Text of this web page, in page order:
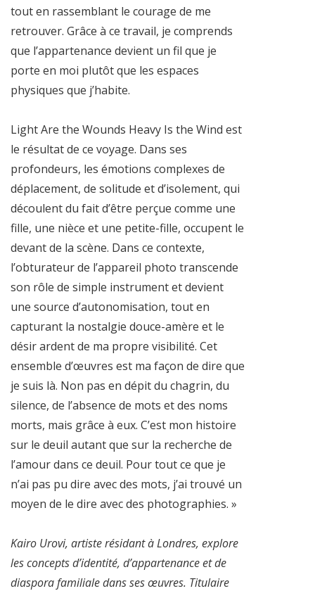
tout en rassemblant le courage de me
retrouver. Grâce à ce travail, je comprends
que l’appartenance devient un fil que je
porte en moi plutôt que les espaces
physiques que j’habite.
Light Are the Wounds Heavy Is the Wind est
le résultat de ce voyage. Dans ses
profondeurs, les émotions complexes de
déplacement, de solitude et d’isolement, qui
découlent du fait d’être perçue comme une
fille, une nièce et une petite-fille, occupent le
devant de la scène. Dans ce contexte,
l’obturateur de l’appareil photo transcende
son rôle de simple instrument et devient
une source d’autonomisation, tout en
capturant la nostalgie douce-amère et le
désir ardent de ma propre visibilité. Cet
ensemble d’œuvres est ma façon de dire que
je suis là. Non pas en dépit du chagrin, du
silence, de l’absence de mots et des noms
morts, mais grâce à eux. C’est mon histoire
sur le deuil autant que sur la recherche de
l’amour dans ce deuil. Pour tout ce que je
n’ai pas pu dire avec des mots, j’ai trouvé un
moyen de le dire avec des photographies. »
Kairo Urovi, artiste résidant à Londres, explore
les concepts d’identité, d’appartenance et de
diaspora familiale dans ses œuvres. Titulaire